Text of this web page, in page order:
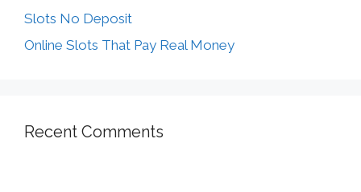
Slots No Deposit
Online Slots That Pay Real Money
Recent Comments